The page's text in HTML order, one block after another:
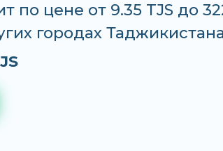
по цене от 9.35 TJS до
городах